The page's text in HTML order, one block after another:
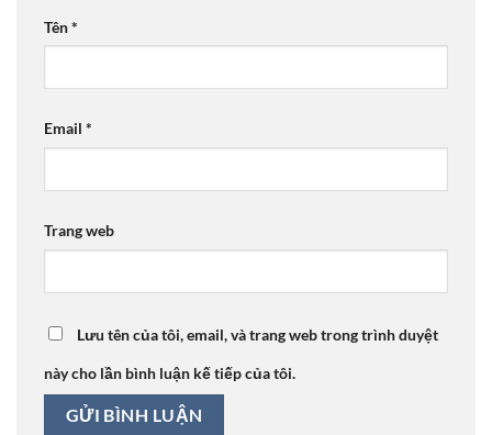
Tên*
Email *
Trang web
Lưu tên của tôi, email, và trang web trong trình duyệt
này cho lần bình luận kế tiếp của tôi.